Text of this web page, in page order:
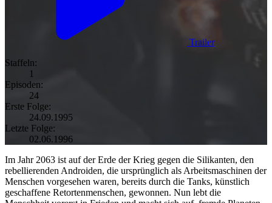
Trailer
Staffeln:
1
Episoden:
24
Erste Folge:
24.09.1995
Letzte Folge:
02.06.1996
Im Jahr 2063 ist auf der Erde der Krieg gegen die Silikanten, den
rebellierenden Androiden, die ursprünglich als Arbeitsmaschinen der
Menschen vorgesehen waren, bereits durch die Tanks, künstlich
geschaffene Retortenmenschen, gewonnen. Nun lebt die